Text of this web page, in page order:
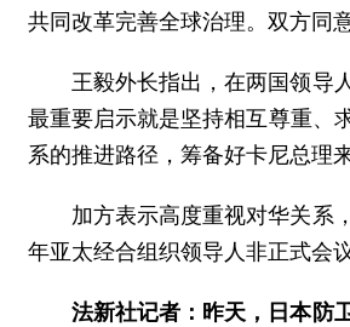
共同改革完善全球治理。双方同
王毅外长指出，在两国领导
最重要启示就是坚持相互尊重、
系的推进路径，筹备好卡尼总理
加方表示高度重视对华关系
年亚太经合组织领导人非正式会
法新社记者：昨天，日本防